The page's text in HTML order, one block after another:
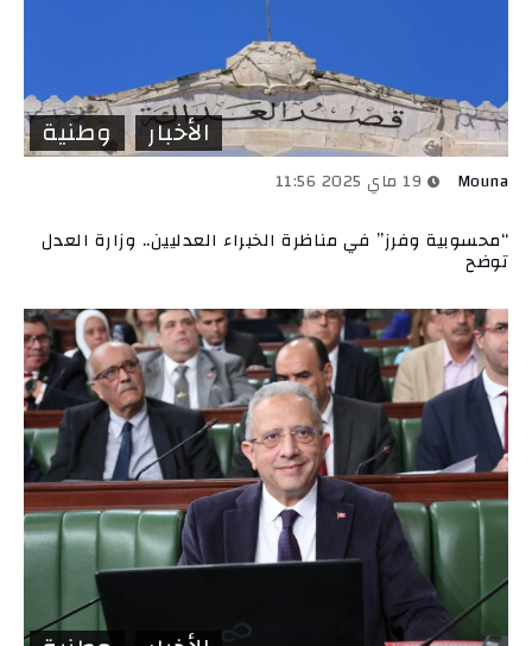
الأخبار وطنية
Mouna
“محسوبية وفرز” في مناظرة الخبراء العدليين.. وزارة العدل
توضح